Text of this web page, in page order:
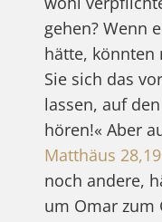
gehen? Wenn
hätte, könnten
Sie sich das
lassen, auf
hören!« Aber
Matthäus 28,19
noch andere,
um Omar zum